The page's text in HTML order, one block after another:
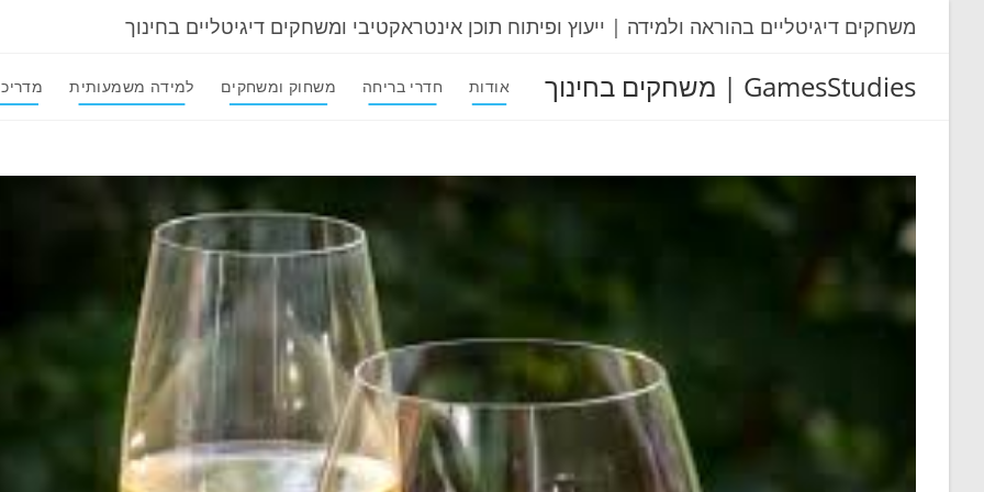
משחקים דיגיטליים בהוראה ולמידה | ייעוץ ופיתוח תוכן אינטראקטיבי ומשחקים דיגיטליים בחינוך
GamesStudies | משחקים בחינוך אודות חדרי בריחה משחוק ומשחקים למידה משמעותית